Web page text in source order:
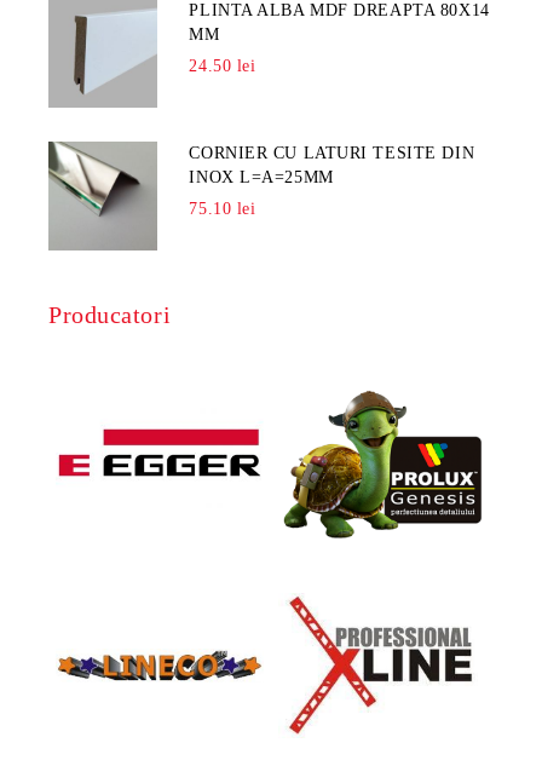
PLINTA ALBA MDF DREAPTA 80X14
MM
24.50 lei
CORNIER CU LATURI TESITE DIN
INOX L=A=25MM
75.10 lei
Producatori